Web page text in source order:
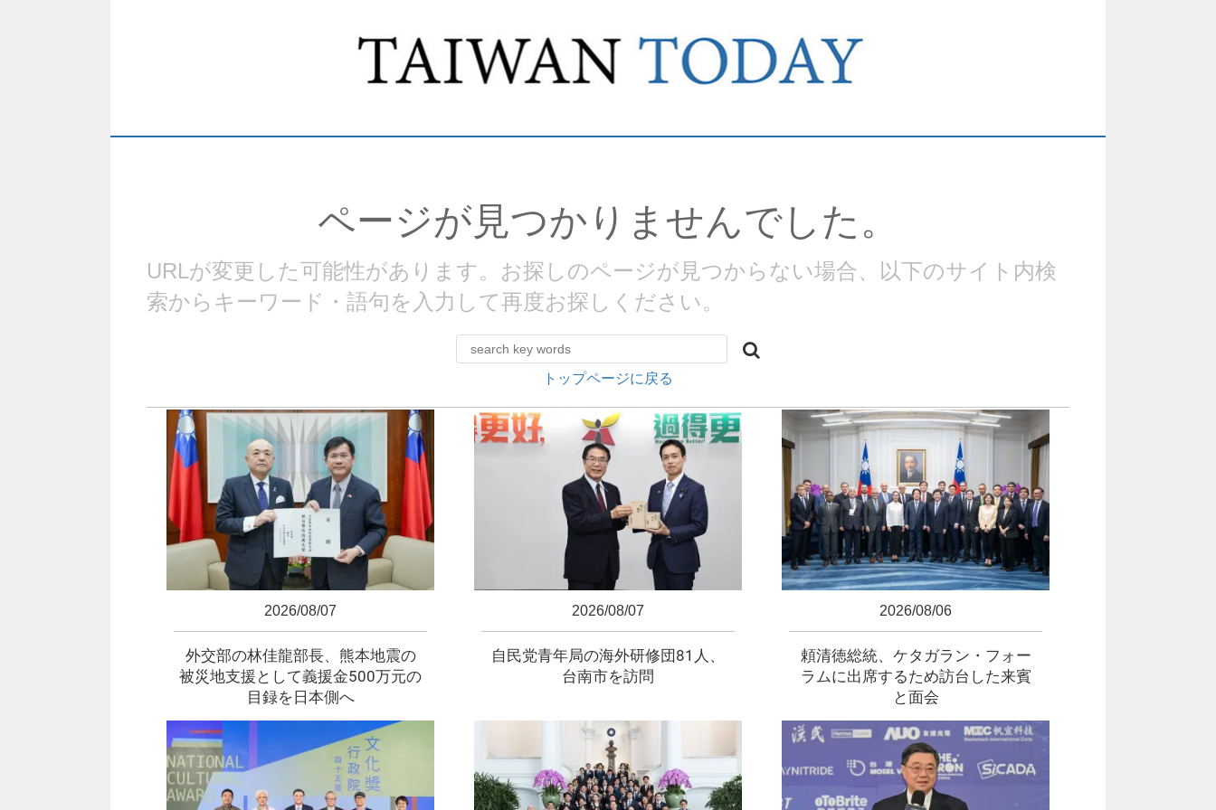
ページが見つかりませんでした。
URLが変更した可能性があります。お探しのページが見つからない場合、以下のサイト内検
索からキーワード・語句を入力して再度お探しください。
トップページに戻る
2026/08/07
外交部の林佳龍部長、熊本地震の
被災地支援として義援金500万元の
目録を日本側へ
2026/08/07
自民党青年局の海外研修団81人、
台南市を訪問
2026/08/06
頼清徳総統、ケタガラン・フォー
ラムに出席するため訪台した来賓
と面会